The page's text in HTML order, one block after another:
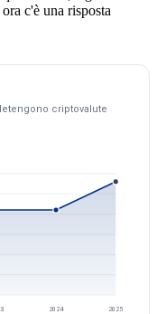
c'è una risposta
criptovalute
2024 2025